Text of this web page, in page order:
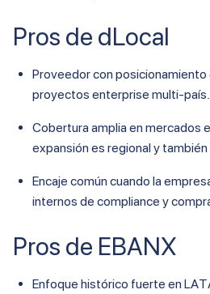
Pros de dLocal
Proveedor con posicionamiento
proyectos enterprise multi-país.
Cobertura amplia en mercados
expansión es regional y
Encaje común cuando la
internos de compliance y
Pros de EBANX
Enfoque histórico fuerte en